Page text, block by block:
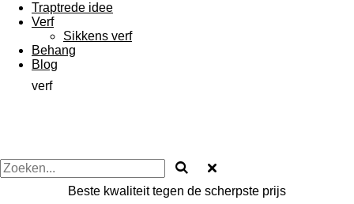
Traptrede idee
Verf
Sikkens verf
Behang
Blog
verf
Beste kwaliteit tegen de scherpste prijs